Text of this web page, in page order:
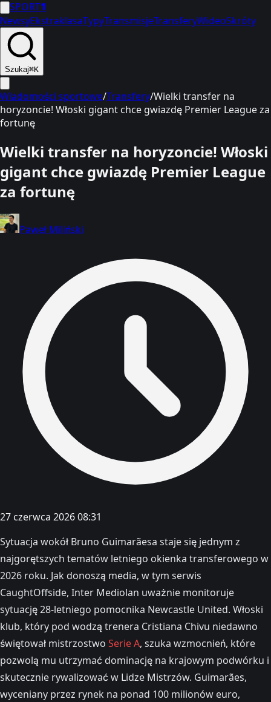
SPORT1
NewsyEkstraklasaTypyTransmisjeTransferyWideoSkróty
Szukaj⌘K
Wiadomości sportowe/Transfery/Wielki transfer na
horyzoncie! Włoski gigant chce gwiazdę Premier League za
fortunę
Wielki transfer na horyzoncie! Włoski
gigant chce gwiazdę Premier League
za fortunę
Paweł Miliński
27 czerwca 2026 08:31
Sytuacja wokół Bruno Guimarãesa staje się jednym z
najgorętszych tematów letniego okienka transferowego w
2026 roku. Jak donoszą media, w tym serwis
CaughtOffside, Inter Mediolan uważnie monitoruje
sytuację 28-letniego pomocnika Newcastle United. Włoski
klub, który pod wodzą trenera Cristiana Chivu niedawno
świętował mistrzostwo Serie A, szuka wzmocnień, które
pozwolą mu utrzymać dominację na krajowym podwórku i
skutecznie rywalizować w Lidze Mistrzów. Guimarães,
wyceniany przez rynek na ponad 100 milionów euro,